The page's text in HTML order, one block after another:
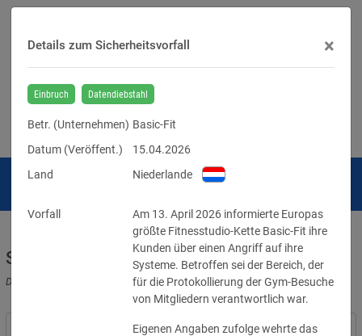
Sicherheitsvorfälle
Datenpannen, Cyber-Angriffe und Schwachstellen
Details zum Sicherheitsvorfall ×
Einbruch Datendiebstahl
Betr. (Unternehmen) Basic-Fit
Datum (Veröffent.)
15.04.2026
Land
Niederlande
Vorfall
Am 13. April 2026 informierte Europas
größte Fitnesstudio-Kette Basic-Fit ihre
Kunden über einen Angriff auf ihre
Systeme. Betroffen sei der Bereich, der
für die Protokollierung der Gym-Besuche
von Mitgliedern verantwortlich war.
Eigenen Angaben zufolge wehrte das